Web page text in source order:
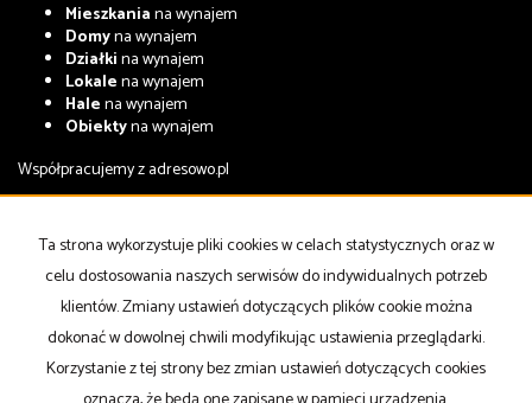
Mieszkaniana wynajem
Domyna wynajem
Działkina wynajem
Lokalena wynajem
Halena wynajem
Obiektyna wynajem
Współpracujemy zadresowo.pl
Domyna sprzedaż
Działkina sprzedaż
Lokalena sprzedaż
Halena sprzedaż
Obiekty na sprzedaż
Strona główna notatnik Kup Sprzedaj Kontakt
Ta strona wykorzystuje pliki cookies w celach statystycznych oraz w
celu dostosowania naszych serwisów do indywidualnych potrzeb
klientów. Zmiany ustawień dotyczących plików cookie można
dokonać w dowolnej chwili modyfikując ustawienia przeglądarki.
Korzystanie z tej strony bez zmian ustawień dotyczących cookies